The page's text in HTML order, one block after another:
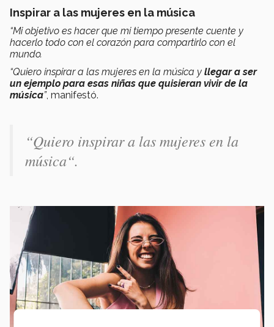
Inspirar a las mujeres en la música
“Mi objetivo es hacer que mi tiempo presente cuente y
hacerlo todo con el corazón para compartirlo con el
mundo.
“Quiero inspirar a las mujeres en la música y llegar a ser
un ejemplo para esas niñas que quisieran vivir de la
música”, manifestó.
“Quiero inspirar a las mujeres en la
música“.